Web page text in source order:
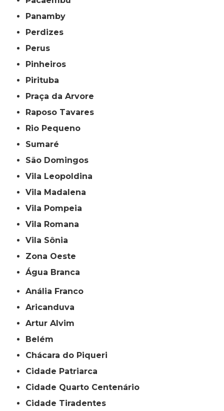
Panamby
Perdizes
Perus
Pinheiros
Pirituba
Praça da Arvore
Raposo Tavares
Rio Pequeno
Sumaré
São Domingos
Vila Leopoldina
Vila Madalena
Vila Pompeia
Vila Romana
Vila Sônia
Zona Oeste
Água Branca
Anália Franco
Aricanduva
Artur Alvim
Belém
Chácara do Piqueri
Cidade Patriarca
Cidade Quarto Centenário
Cidade Tiradentes